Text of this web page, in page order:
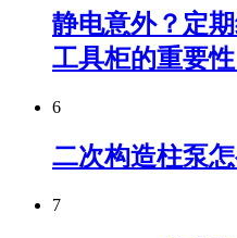
静电意外？定
工具柜的重要
6
二次构造柱泵
7